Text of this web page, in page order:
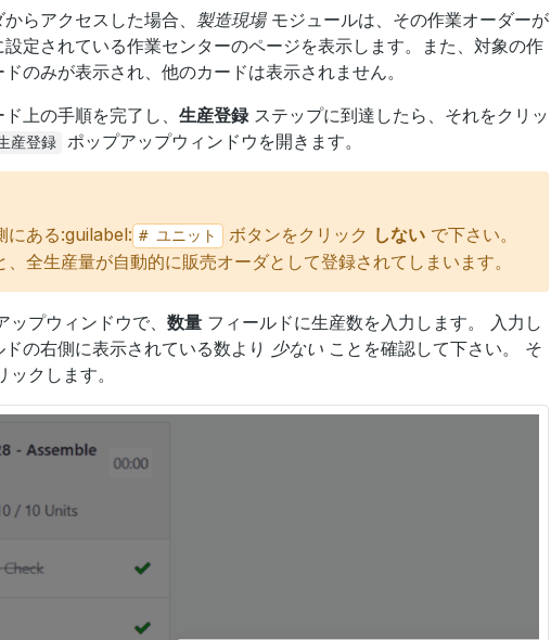
らアクセスした場合、 製造現場モジュールは、その作業オーダーが
定されている作業センターのページを表示します。また、対象の作
のみが表示され、他のカードは表示されません。
上の手順を完了し、 生産登録ステップに到達したら、それをクリッ
産登録 ポップアップウィンドウを開きます。
にある:guilabel: # ユニット ボタンをクリック しないで下さい。
、全生産量が自動的に販売オーダとして登録されてしまいます。
プウィンドウで、 数量 フィールドに生産数を入力します。 入力し
の右側に表示されている数より 少ない ことを確認して下さい。 そ
ックします。